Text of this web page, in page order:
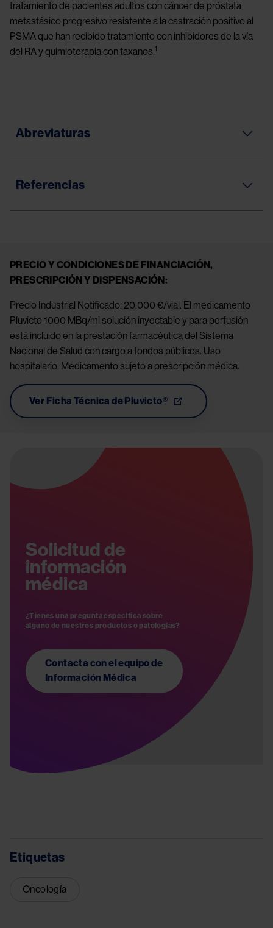
tratamiento de pacientes adultos con cáncer de próstata
metastásico progresivo resistente a la castración positivo al
PSMA que han recibido tratamiento con inhibidores de la vía
del RA y quimioterapia con taxanos.1
Abreviaturas
Referencias
PRECIO Y CONDICIONES DE FINANCIACIÓN,
PRESCRIPCIÓN Y DISPENSACIÓN:
Precio Industrial Notificado: 20.000 €/vial. El medicamento
Pluvicto 1000 MBq/ml solución inyectable y para perfusión
está incluido en la prestación farmacéutica del Sistema
Nacional de Salud con cargo a fondos públicos. Uso
hospitalario. Medicamento sujeto a prescripción médica.
Ver Ficha Técnica de Pluvicto®
Solicitud de
información
médica
¿Tienes una pregunta específica sobre
Contacta con el equipo de
Información Médica
Etiquetas
Oncología